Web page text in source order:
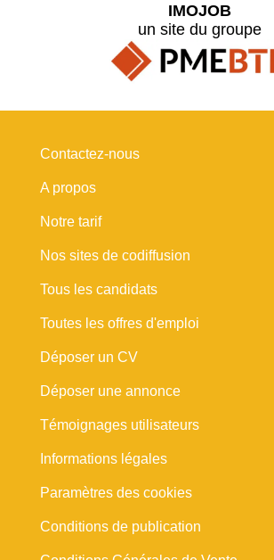
IMOJOB
un site du groupe
Contactez-nous
A propos
Notre tarif
Nos sites de codiffusion
Tous les candidats
Toutes les offres d'emploi
Déposer un CV
Déposer une annonce
Témoignages utilisateurs
Informations légales
Paramètres des cookies
Conditions de publication